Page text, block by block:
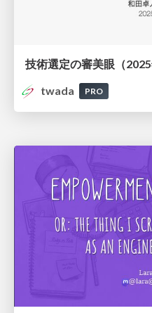
twada
PRO